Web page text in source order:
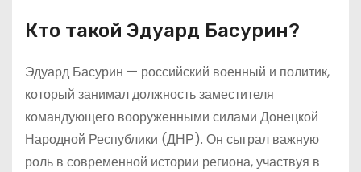
Кто такой Эдуард Басурин?
Эдуард Басурин — российский военный и политик,
который занимал должность заместителя
командующего вооруженными силами Донецкой
Народной Республики (ДНР). Он сыграл важную
роль в современной истории региона, участвуя в